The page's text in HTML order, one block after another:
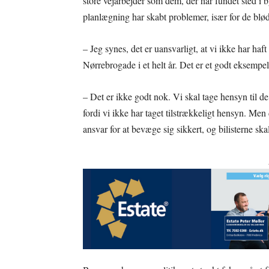
planlægning har skabt problemer, især for de
– Jeg synes, det er uansvarligt, at vi ikke har
Nørrebrogade i et helt år. Det er et godt
– Det er ikke godt nok. Vi skal tage hensyn til
fordi vi ikke har taget tilstrækkeligt hensyn. Men
ansvar for at bevæge sig sikkert, og bilisterne